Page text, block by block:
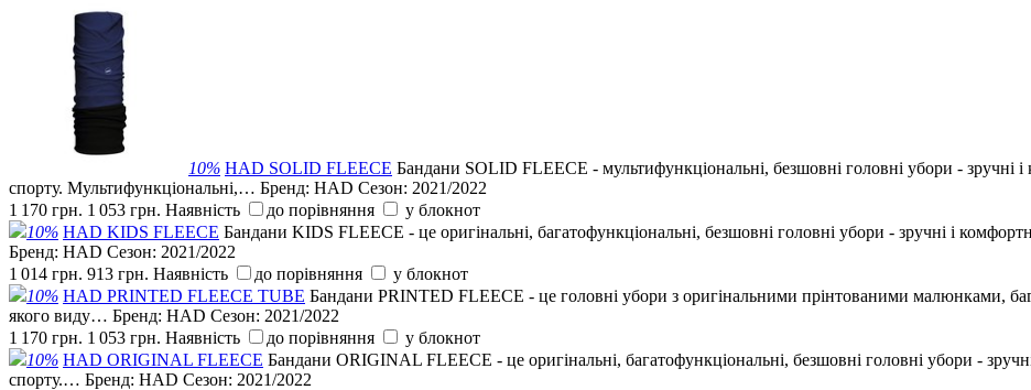
10% HAD SOLID FLEECE Бандани SOLID FLEECE - мультифункціональні, безшовні головні убори - зручні і
спорту. Мультифункціональні,… Бренд: HAD Сезон: 2021/2022
1 170 грн. 1 053 грн. Наявність до порівняння
у блокнот
10% HAD KIDS FLEECE Бандани KIDS FLEECE - це оригінальні, багатофункціональні, безшовні головні убори - зручні і
Бренд: HAD Сезон: 2021/2022
1 014 грн. 913 грн. Наявність до порівняння
у блокнот
10% HAD PRINTED FLEECE TUBE Бандани PRINTED FLEECE - це головні убори з оригінальними прінтованими малюнками,
якого виду… Бренд: HAD Сезон: 2021/2022
1 170 грн. 1 053 грн. Наявність до порівняння
у блокнот
10% HAD ORIGINAL FLEECE Бандани ORIGINAL FLEECE - це оригінальні, багатофункціональні, безшовні головні убори -
спорту.… Бренд: HAD Сезон: 2021/2022